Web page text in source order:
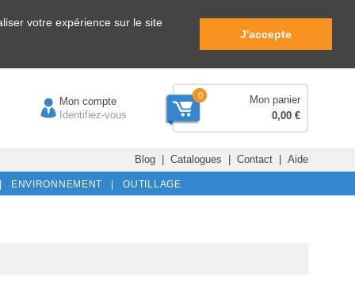
votre expérience sur le site
J'accepte
Mon compte
Identifiez-vous
0
Mon panier
0,00 €
Blog| Catalogues | Contact| Aide
ENVIRONNEMENT | OUTILLAGE